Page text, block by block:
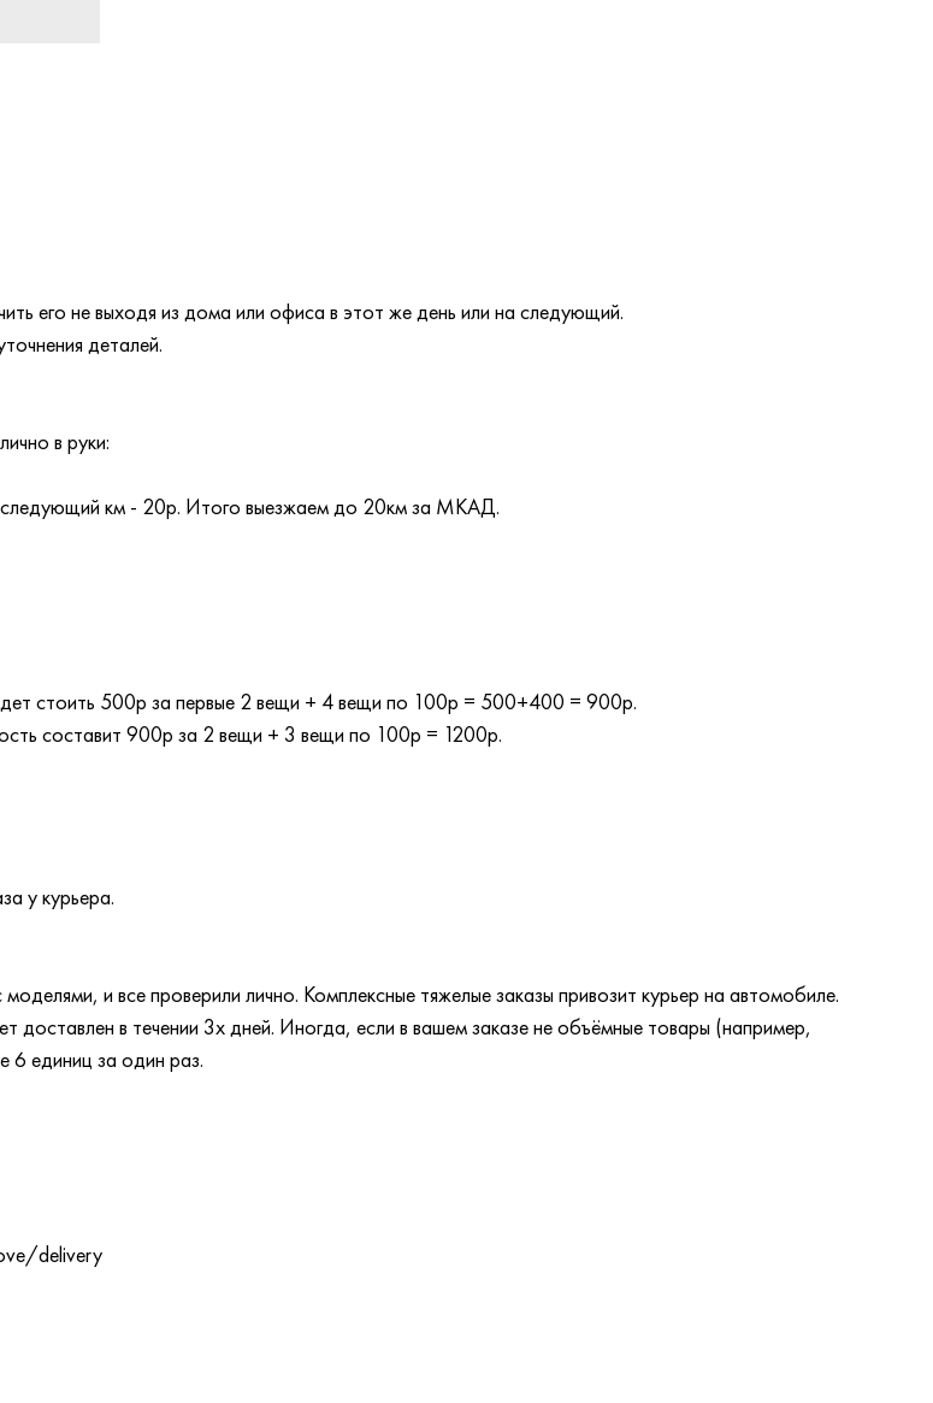
его не выходя из дома или офиса в этот же день или на следующий.
деталей.
в руки:
км - 20р. Итого выезжаем до 20км за МКАД.
стоить 500р за первые 2 вещи + 4 вещи по 100р = 500+400 = 900р.
составит 900р за 2 вещи + 3 вещи по 100р = 1200р.
у курьера.
и все проверили лично. Комплексные тяжелые заказы привозит курьер на автомобиле.
в течении 3х дней. Иногда, если в вашем заказе не объёмные товары (например,
6 единиц за один раз.
delivery